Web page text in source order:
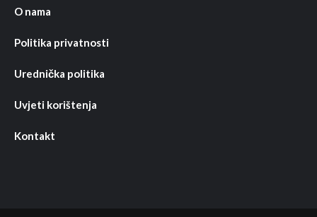
O nama
Politika privatnosti
Urednička politika
Uvjeti korištenja
Kontakt